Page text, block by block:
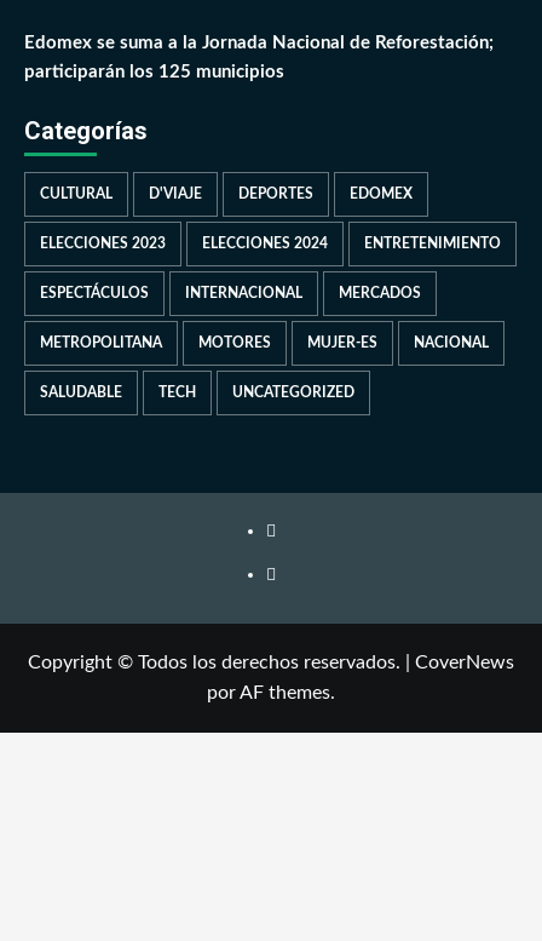
Edomex se suma a la Jornada Nacional de Reforestación;
participarán los 125 municipios
Categorías
CULTURAL D'VIAJE DEPORTES EDOMEX
ELECCIONES 2023 ELECCIONES 2024 ENTRETENIMIENTO
ESPECTÁCULOS INTERNACIONAL MERCADOS
METROPOLITANA MOTORES MUJER-ES NACIONAL
SALUDABLE TECH UNCATEGORIZED
Copyright © Todos los derechos reservados.
CoverNews
por AF themes.